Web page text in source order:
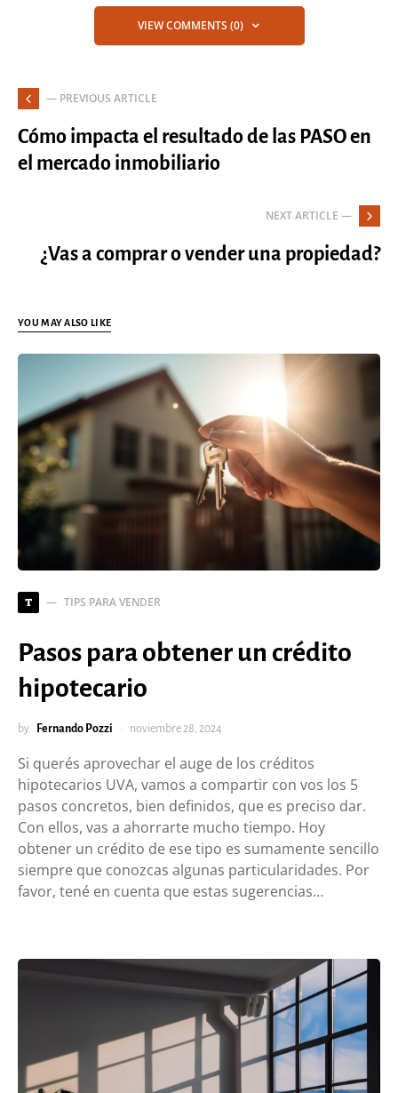
VIEW COMMENTS (0)
— PREVIOUS ARTICLE
Cómo impacta el resultado de las PASO en
el mercado inmobiliario
NEXT ARTICLE —
¿Vas a comprar o vender una propiedad?
YOU MAY ALSO LIKE
T TIPS PARA VENDER
Pasos para obtener un crédito
hipotecario
by Fernando Pozzi noviembre 28, 2024
Si querés aprovechar el auge de los créditos
hipotecarios UVA, vamos a compartir con vos los 5
pasos concretos, bien definidos, que es preciso dar.
Con ellos, vas a ahorrarte mucho tiempo. Hoy
obtener un crédito de ese tipo es sumamente sencillo
siempre que conozcas algunas particularidades. Por
favor, tené en cuenta que estas sugerencias…